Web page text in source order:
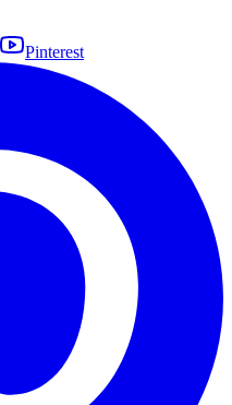
Pinterest